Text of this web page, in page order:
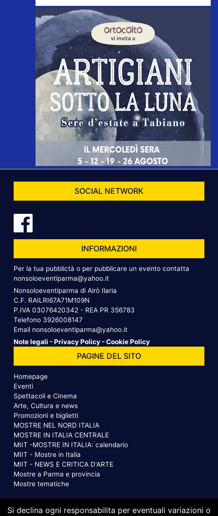
SOCIAL NETWORK
INFORMAZIONI
Per la tua pubblictà o per pubblicare un evento contatta
nonsoloeventiparma@yahoo.it
Nonsoloeventiparma di Airò Ilaria
C.F. RAILRI67A71M109N
P.IVA 03076420342 - REA PR 356783
Telefono 3926008147
Email nonsoloeventiparma@yahoo.it
Note legali -Privacy Policy -Cookie Policy
PAGINE DEL SITO
Homepage
Eventi
Spettacoli e Cinema
Arte, Cultura e news
Promozioni e biglietti
MOSTRE NEL NORD ITALIA
MOSTRE IN ITALIA CENTRALE
MIIT -MOSTRE IN ITALIA: calendario
MIIT - Mostre in Italia
MIIT - NEWS E CRITICA D'ARTE
Mostre a Parma e provincia
Mostre tematiche
Si declina ogni responsabilita per eventuali variazioni o